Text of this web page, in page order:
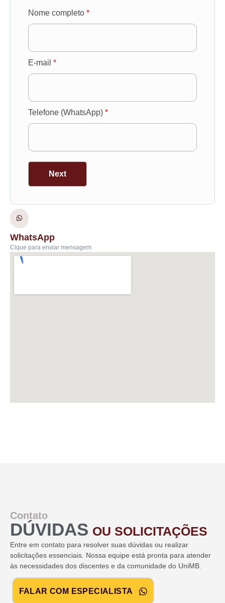
Nome completo *
E-mail *
Telefone (WhatsApp) *
Next
WhatsApp
Clque para enviar mensagem
Contato
DÚVIDAS OU SOLICITAÇÕES
Entre em contato para resolver suas dúvidas ou realizar
solicitações essenciais. Nossa equipe está pronta para atender
às necessidades dos discentes e da comunidade do UniMB.
FALAR COM ESPECIALISTA